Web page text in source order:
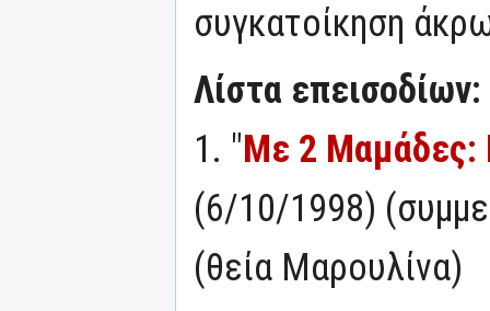
συγκατοίκηση
Λίστα επεισοδίων:
1. "Με 2 Μαμάδες:
(6/10/1998)
(θεία Μαρουλίνα)